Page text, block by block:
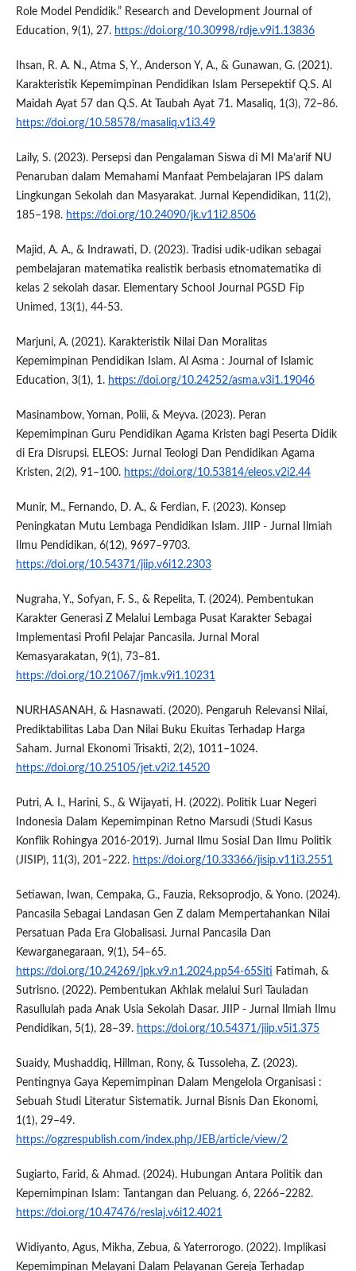
Role Model Pendidik.” Research and Development Journal of
Education, 9(1), 27. https://doi.org/10.30998/rdje.v9i1.13836
Ihsan, R. A. N., Atma S, Y., Anderson Y, A., & Gunawan, G. (2021).
Karakteristik Kepemimpinan Pendidikan Islam Persepektif Q.S. Al
Maidah Ayat 57 dan Q.S. At Taubah Ayat 71. Masaliq, 1(3), 72–86.
https://doi.org/10.58578/masaliq.v1i3.49
Laily, S. (2023). Persepsi dan Pengalaman Siswa di MI Ma’arif NU
Penaruban dalam Memahami Manfaat Pembelajaran IPS dalam
Lingkungan Sekolah dan Masyarakat. Jurnal Kependidikan, 11(2),
185–198. https://doi.org/10.24090/jk.v11i2.8506
Majid, A. A., & Indrawati, D. (2023). Tradisi udik-udikan sebagai
pembelajaran matematika realistik berbasis etnomatematika di
kelas 2 sekolah dasar. Elementary School Journal PGSD Fip
Unimed, 13(1), 44-53.
Marjuni, A. (2021). Karakteristik Nilai Dan Moralitas
Kepemimpinan Pendidikan Islam. Al Asma : Journal of Islamic
Education, 3(1), 1. https://doi.org/10.24252/asma.v3i1.19046
Masinambow, Yornan, Polii, & Meyva. (2023). Peran
Kepemimpinan Guru Pendidikan Agama Kristen bagi Peserta Didik
di Era Disrupsi. ELEOS: Jurnal Teologi Dan Pendidikan Agama
Kristen, 2(2), 91–100. https://doi.org/10.53814/eleos.v2i2.44
Munir, M., Fernando, D. A., & Ferdian, F. (2023). Konsep
Peningkatan Mutu Lembaga Pendidikan Islam. JIIP - Jurnal Ilmiah
Ilmu Pendidikan, 6(12), 9697–9703.
https://doi.org/10.54371/jiip.v6i12.2303
Nugraha, Y., Sofyan, F. S., & Repelita, T. (2024). Pembentukan
Karakter Generasi Z Melalui Lembaga Pusat Karakter Sebagai
Implementasi Profil Pelajar Pancasila. Jurnal Moral
Kemasyarakatan, 9(1), 73–81.
https://doi.org/10.21067/jmk.v9i1.10231
NURHASANAH, & Hasnawati. (2020). Pengaruh Relevansi Nilai,
Prediktabilitas Laba Dan Nilai Buku Ekuitas Terhadap Harga
Saham. Jurnal Ekonomi Trisakti, 2(2), 1011–1024.
https://doi.org/10.25105/jet.v2i2.14520
Putri, A. I., Harini, S., & Wijayati, H. (2022). Politik Luar Negeri
Indonesia Dalam Kepemimpinan Retno Marsudi (Studi Kasus
Konflik Rohingya 2016-2019). Jurnal Ilmu Sosial Dan Ilmu Politik
(JISIP), 11(3), 201–222. https://doi.org/10.33366/jisip.v11i3.2551
Setiawan, Iwan, Cempaka, G., Fauzia, Reksoprodjo, & Yono. (2024).
Pancasila Sebagai Landasan Gen Z dalam Mempertahankan Nilai
Persatuan Pada Era Globalisasi. Jurnal Pancasila Dan
Kewarganegaraan, 9(1), 54–65.
https://doi.org/10.24269/jpk.v9.n1.2024.pp54-65Siti Fatimah, &
Sutrisno. (2022). Pembentukan Akhlak melalui Suri Tauladan
Rasullulah pada Anak Usia Sekolah Dasar. JIIP - Jurnal Ilmiah Ilmu
Pendidikan, 5(1), 28–39. https://doi.org/10.54371/jiip.v5i1.375
Suaidy, Mushaddiq, Hillman, Rony, & Tussoleha, Z. (2023).
Pentingnya Gaya Kepemimpinan Dalam Mengelola Organisasi :
Sebuah Studi Literatur Sistematik. Jurnal Bisnis Dan Ekonomi,
1(1), 29–49.
https://ogzrespublish.com/index.php/JEB/article/view/2
Sugiarto, Farid, & Ahmad. (2024). Hubungan Antara Politik dan
Kepemimpinan Islam: Tantangan dan Peluang. 6, 2266–2282.
https://doi.org/10.47476/reslaj.v6i12.4021
Widiyanto, Agus, Mikha, Zebua, & Yaterrorogo. (2022). Implikasi
Kepemimpinan Melayani Dalam Pelayanan Gereja Terhadap